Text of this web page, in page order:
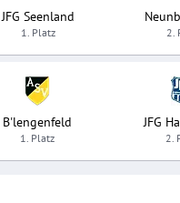
JFG Seenland
1. Platz 2.
B'lengenfeld
1. Platz
JFG
2.